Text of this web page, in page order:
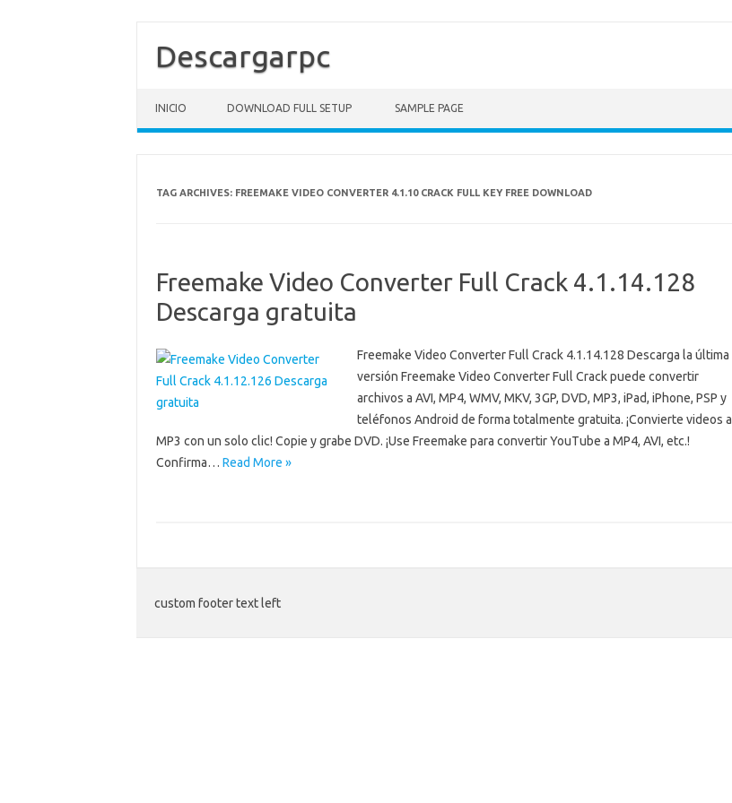
Descargarpc
INICIO DOWNLOAD FULL SETUP SAMPLE PAGE
TAG ARCHIVES: FREEMAKE VIDEO CONVERTER 4.1.10 CRACK FULL KEY FREE DOWNLOAD
Freemake Video Converter Full Crack 4.1.14.128
Descarga gratuita
Freemake Video Converter Full Crack 4.1.14.128 Descarga la última
versión Freemake Video Converter Full Crack puede convertir
archivos a AVI, MP4, WMV, MKV, 3GP, DVD, MP3, iPad, iPhone, PSP y
teléfonos Android de forma totalmente gratuita. ¡Convierte videos a
MP3 con un solo clic! Copie y grabe DVD. ¡Use Freemake para convertir YouTube a MP4, AVI, etc.!
Confirma… Read More »
custom footer text left